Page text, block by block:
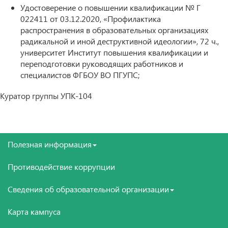
Удостоверение о повышении квалификации № Г
022411 от 03.12.2020, «Профилактика
распространения в образовательных организациях
радикальной и иной деструктивной идеологии», 72 ч.,
университет Институт повышения квалификации и
переподготовки руководящих работников и
специалистов ФГБОУ ВО ПГУПС;
Куратор группы УПК-104
Полезная информация
Противодействие коррупции
Сведения об образовательной организации
Карта кампуса